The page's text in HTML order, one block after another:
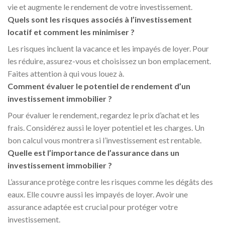
vie et augmente le rendement de votre investissement.
Quels sont les risques associés à l’investissement
locatif et comment les minimiser ?
Les risques incluent la vacance et les impayés de loyer. Pour
les réduire, assurez-vous et choisissez un bon emplacement.
Faites attention à qui vous louez à.
Comment évaluer le potentiel de rendement d’un
investissement immobilier ?
Pour évaluer le rendement, regardez le prix d’achat et les
frais. Considérez aussi le loyer potentiel et les charges. Un
bon calcul vous montrera si l’investissement est rentable.
Quelle est l’importance de l’assurance dans un
investissement immobilier ?
L’assurance protège contre les risques comme les dégâts des
eaux. Elle couvre aussi les impayés de loyer. Avoir une
assurance adaptée est crucial pour protéger votre
investissement.